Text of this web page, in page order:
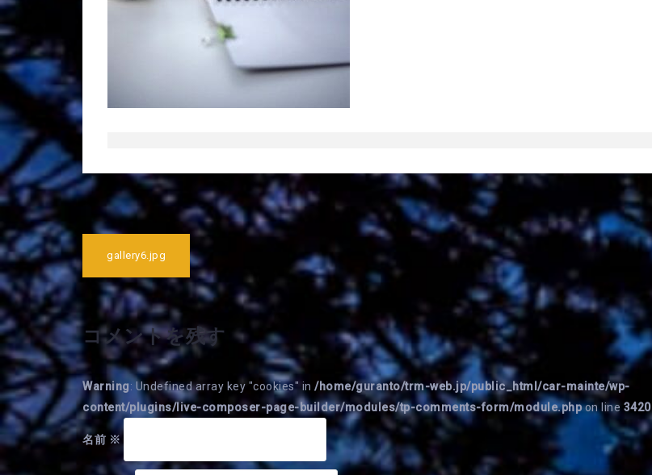
稿
ナ
ビ
ゲ
ー
シ
ョ
ン
gallery6.jpg
コメントを残す
Warning: Undefined array key "cookies" in /home/guranto/trm-web.jp/public_html/car-mainte/wp-
content/plugins/live-composer-page-builder/modules/tp-comments-form/module.phpon line 3420
名前 ※